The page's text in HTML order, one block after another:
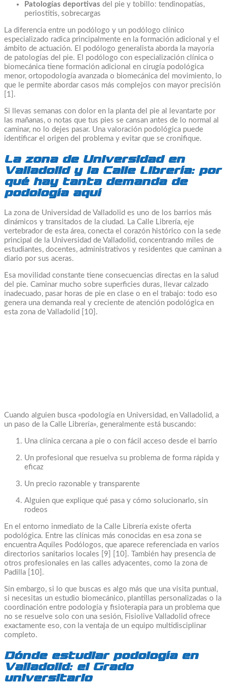
Patologías deportivas del pie y tobillo: tendinopatías,
periostitis, sobrecargas
La diferencia entre un podólogo y un podólogo clínico
especializado radica principalmente en la formación adicional y el
ámbito de actuación. El podólogo generalista aborda la mayoría
de patologías del pie. El podólogo con especialización clínica o
biomecánica tiene formación adicional en cirugía podológica
menor, ortopodología avanzada o biomecánica del movimiento, lo
que le permite abordar casos más complejos con mayor precisión
[1].
Si llevas semanas con dolor en la planta del pie al levantarte por
las mañanas, o notas que tus pies se cansan antes de lo normal al
caminar, no lo dejes pasar. Una valoración podológica puede
identificar el origen del problema y evitar que se cronifique.
La zona de Universidad en
Valladolid y la Calle Librería: por
qué hay tanta demanda de
podología aquí
La zona de Universidad de Valladolid es uno de los barrios más
dinámicos y transitados de la ciudad. La Calle Librería, eje
vertebrador de esta área, conecta el corazón histórico con la sede
principal de la Universidad de Valladolid, concentrando miles de
estudiantes, docentes, administrativos y residentes que caminan a
diario por sus aceras.
Esa movilidad constante tiene consecuencias directas en la salud
del pie. Caminar mucho sobre superficies duras, llevar calzado
inadecuado, pasar horas de pie en clase o en el trabajo: todo eso
genera una demanda real y creciente de atención podológica en
esta zona de Valladolid [10].
Cuando alguien busca «podología en Universidad, en Valladolid, a
un paso de la Calle Librería», generalmente está buscando:
Una clínica cercana a pie o con fácil acceso desde el barrio
Un profesional que resuelva su problema de forma rápida y
eficaz
Un precio razonable y transparente
Alguien que explique qué pasa y cómo solucionarlo, sin
rodeos
En el entorno inmediato de la Calle Librería existe oferta
podológica. Entre las clínicas más conocidas en esa zona se
encuentra Aquiles Podólogos, que aparece referenciada en varios
directorios sanitarios locales [9] [10]. También hay presencia de
otros profesionales en las calles adyacentes, como la zona de
Padilla [10].
Sin embargo, si lo que buscas es algo más que una visita puntual,
si necesitas un estudio biomecánico, plantillas personalizadas o la
coordinación entre podología y fisioterapia para un problema que
no se resuelve solo con una sesión, Fisiolive Valladolid ofrece
exactamente eso, con la ventaja de un equipo multidisciplinar
completo.
Dónde estudiar podología en
Valladolid: el Grado
universitario